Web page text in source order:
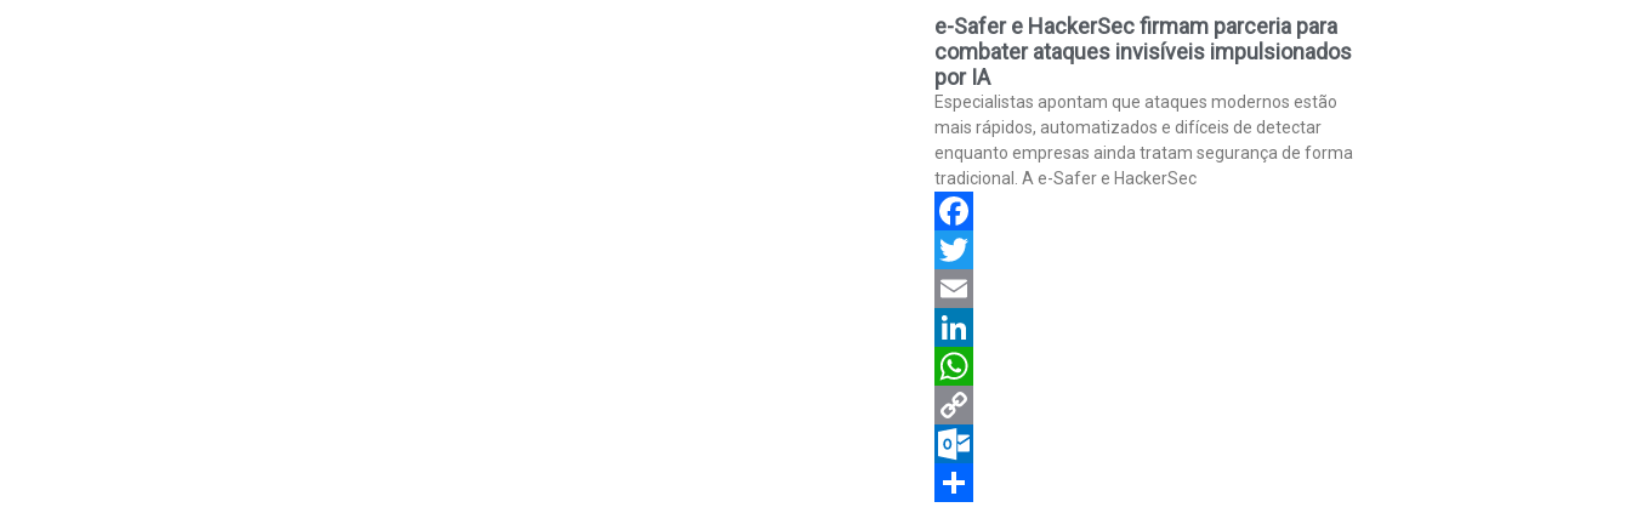
e-Safer e HackerSec firmam parceria para
combater ataques invisíveis impulsionados
por IA
Especialistas apontam que ataques modernos estão
mais rápidos, automatizados e difíceis de detectar
enquanto empresas ainda tratam segurança de forma
tradicional. A e-Safer e HackerSec
Facebook
Twitter
Email
LinkedIn
WhatsApp
Copy
Link
Outlook.com